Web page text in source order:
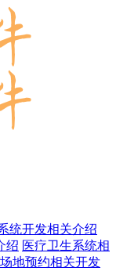
统开发相关介绍
绍 医疗卫生系统相
地预约相关开发